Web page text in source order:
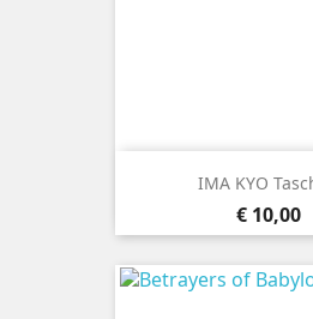
IMA KYO
Prijs
€ 10,00